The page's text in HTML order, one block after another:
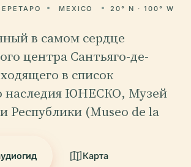
MEXICO 20° N · 100° W
в самом сердце
центра Сантьяго-де-
в список
наследия ЮНЕСКО, Музей
Республики (Museo de la
Карта